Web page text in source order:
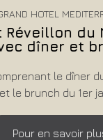
HOTEL
du
dîner et
le dîner du
le brunch du 1er
Pour en savoir plus